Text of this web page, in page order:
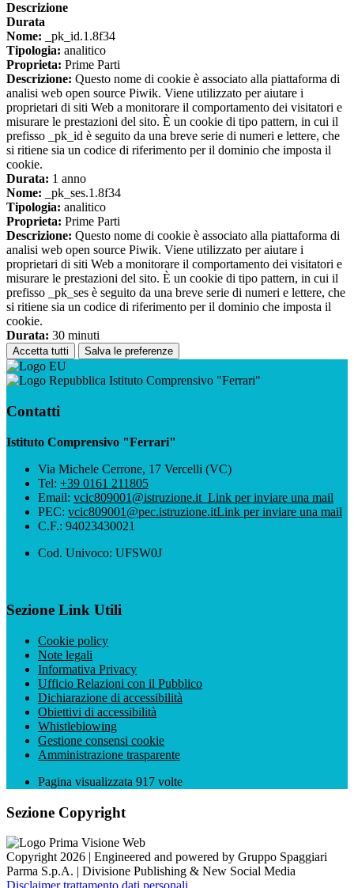
Descrizione
Durata
Nome: _pk_id.1.8f34
Tipologia: analitico
Proprieta: Prime Parti
Descrizione: Questo nome di cookie è associato alla piattaforma di
analisi web open source Piwik. Viene utilizzato per aiutare i
proprietari di siti Web a monitorare il comportamento dei visitatori e
misurare le prestazioni del sito. È un cookie di tipo pattern, in cui il
prefisso _pk_id è seguito da una breve serie di numeri e lettere, che
si ritiene sia un codice di riferimento per il dominio che imposta il
cookie.
Durata: 1 anno
Nome: _pk_ses.1.8f34
Tipologia: analitico
Proprieta: Prime Parti
Descrizione: Questo nome di cookie è associato alla piattaforma di
analisi web open source Piwik. Viene utilizzato per aiutare i
proprietari di siti Web a monitorare il comportamento dei visitatori e
misurare le prestazioni del sito. È un cookie di tipo pattern, in cui il
prefisso _pk_ses è seguito da una breve serie di numeri e lettere, che
si ritiene sia un codice di riferimento per il dominio che imposta il
cookie.
Durata: 30 minuti
Accetta tutti Salva le preferenze
Istituto Comprensivo "Ferrari"
Contatti
Istituto Comprensivo "Ferrari"
Via Michele Cerrone, 17 Vercelli (VC)
Tel: +39 0161 211805
Email: vcic809001@istruzione.it Link per inviare una mail
PEC: vcic809001@pec.istruzione.itLink per inviare una mail
C.F.: 94023430021
Cod. Univoco: UFSW0J
Sezione Link Utili
Cookie policy
Note legali
Informativa Privacy
Ufficio Relazioni con il Pubblico
Dichiarazione di accessibilità
Obiettivi di accessibilità
Whistleblowing
Gestione consensi cookie
Amministrazione trasparente
Pagina visualizzata 917 volte
Sezione Copyright
Copyright 2026 | Engineered and powered by Gruppo Spaggiari
Parma S.p.A. | Divisione Publishing & New Social Media